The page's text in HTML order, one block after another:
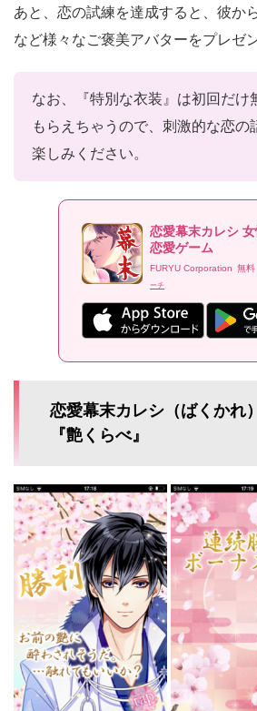
あと、恋の試練を達成すると、彼か
など様々なご褒美アバターをプレゼ
なお、『特別な衣装』は初回だけ
もらえちゃうので、刺激的な恋の
楽しみください。
恋愛幕末カレシ
恋愛ゲーム
FURYU Corporation 無料
ーチ
恋愛幕末カレシ（ばくかれ
『艶くらべ』